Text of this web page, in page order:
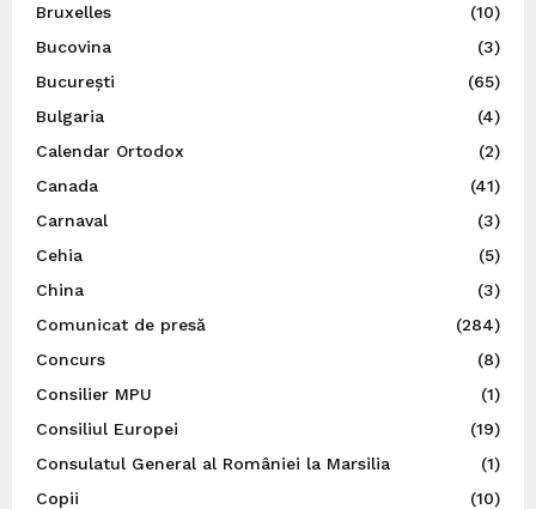
Bruxelles
(10)
Bucovina
(3)
București
(65)
Bulgaria
(4)
Calendar Ortodox
(2)
Canada
(41)
Carnaval
(3)
Cehia
(5)
China
(3)
Comunicat de presă
(284)
Concurs
(8)
Consilier MPU
(1)
Consiliul Europei
(19)
Consulatul General al României la Marsilia
(1)
Copii
(10)